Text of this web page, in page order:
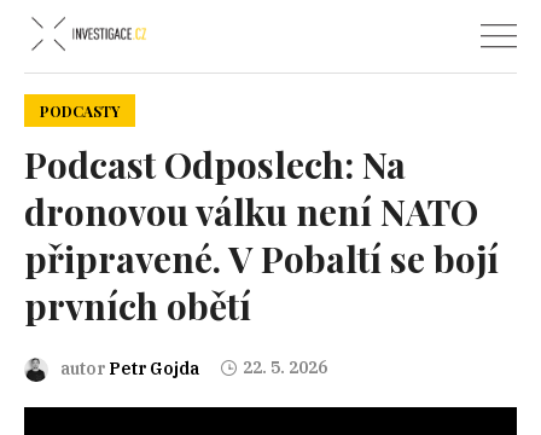
PODCASTY
Podcast Odposlech: Na
dronovou válku není NATO
připravené. V Pobaltí se bojí
prvních obětí
autor Petr Gojda 22. 5. 2026